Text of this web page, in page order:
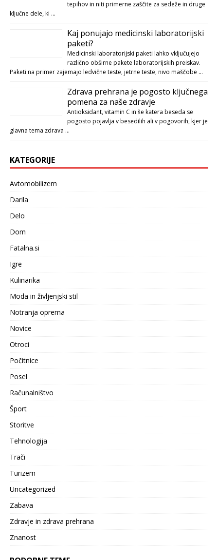
tepihov in niti primerne zaščite za sedeže in druge
ključne dele, ki …
Kaj ponujajo medicinski laboratorijski
paketi?
Medicinski laboratorijski paketi lahko vključujejo
različno obširne pakete laboratorijskih preiskav.
Paketi na primer zajemajo ledvične teste, jetrne teste, nivo maščobe …
Zdrava prehrana je pogosto ključnega
pomena za naše zdravje
Antioksidant, vitamin C in še katera beseda se
pogosto pojavlja v besedilih ali v pogovorih, kjer je
glavna tema zdrava …
KATEGORIJE
Avtomobilizem
Darila
Delo
Dom
Fatalna.si
Igre
Kulinarika
Moda in življenjski stil
Notranja oprema
Novice
Otroci
Počitnice
Posel
Računalništvo
Šport
Storitve
Tehnologija
Trači
Turizem
Uncategorized
Zabava
Zdravje in zdrava prehrana
Znanost